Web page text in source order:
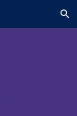
Skip to navigation